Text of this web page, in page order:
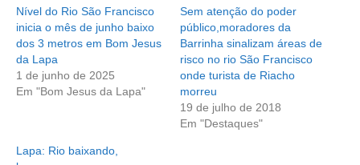
Nível do Rio São Francisco
inicia o mês de junho baixo
dos 3 metros em Bom Jesus
da Lapa
1 de junho de 2025
Em "Bom Jesus da Lapa"
Sem atenção do poder
público,moradores da
Barrinha sinalizam áreas de
risco no rio São Francisco
onde turista de Riacho
morreu
19 de julho de 2018
Em "Destaques"
Lapa: Rio baixando,